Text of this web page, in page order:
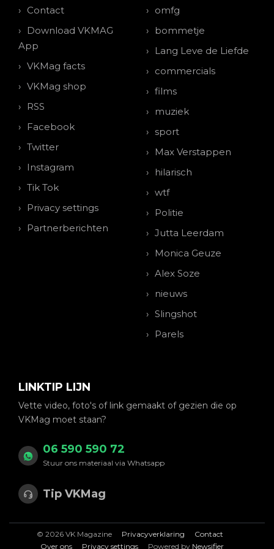
Contact
Download VKMAG
App
VKMag facts
VKMag shop
RSS
Facebook
Twitter
Instagram
Tik Tok
Privacy settings
Partnerberichten
omfg
bommetje
Lang Leve de Liefde
commercials
films
muziek
sport
Max Verstappen
hilarisch
wtf
Politie
Jutta Leerdam
Monica Geuze
Alex Soze
nieuws
Slingshot
Parels
LINKTIP LIJN
Vette video, foto's of link gemaakt of gezien die op
VKMag moet staan?
06 590 590 72
Stuur ons materiaal via Whatsapp
Tip VKMag
© 2026 VK Magazine Privacyverklaring
Contact
Over ons
Privacy settings Powered by Newsifier